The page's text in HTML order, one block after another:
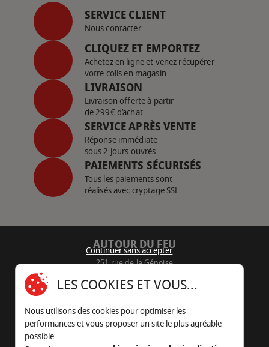
SERVICE CLIENT
Nous contacter
CLIQUEZ ET EMPORTEZ
Achetez en ligne et venez récupérer
votre colis en magasin
LIVRAISON
Livraison offerte à partir
de 299€ d’achat
SERVICE APRÈS VENTE
Réponse immédiate
sous 2 jours ouvrés
PAIEMENTS SÉCURISÉS
Tous les paiements sont
réalisés avec cryptage SSL
AUTOUR DU FEU
251 rue de la Génoise
05 45 22 98 09
Nous envoyer un e-mail
Continuer sans accepter
LES COOKIES ET VOUS...
Nous utilisons des cookies pour optimiser les
performances et vous proposer un site le plus agréable
possible.